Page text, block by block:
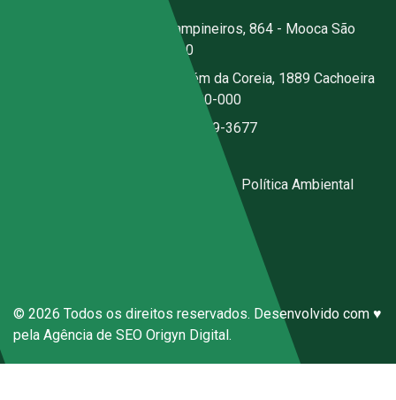
Rua dos Campineiros, 864 - Mooca São
Paulo - SP - CEP: 03167-020
Estrada Jerusalém da Coreia, 1889 Cachoeira
- Santa Isabel - SP - CEP 07500-000
(11) 97059-3677
Política Ambiental
© 2026 Todos os direitos reservados. Desenvolvido com ♥
pela Agência de SEO Origyn Digital.